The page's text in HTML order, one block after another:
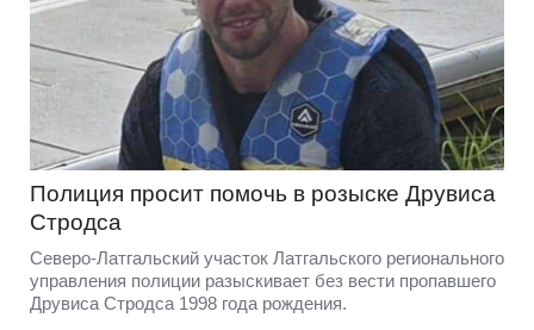
Полиция просит помочь в розыске Друвиса
Стродса
Северо-Латгальский участок Латгальского регионального
управления полиции разыскивает без вести пропавшего
Друвиса Стродса 1998 года рождения.